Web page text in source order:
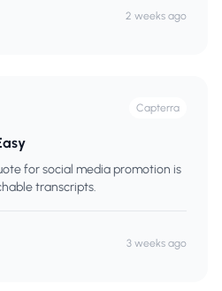
2 weeks ago
Capterra
for social media promotion is
transcripts.
3 weeks ago